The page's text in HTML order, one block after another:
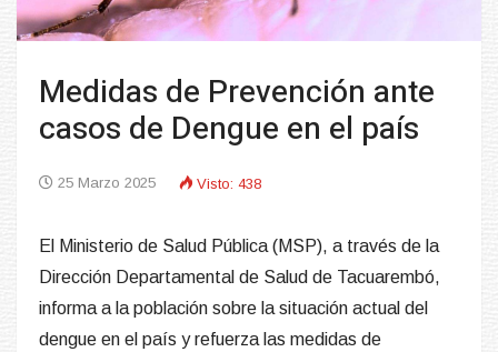
Medidas de Prevención ante
casos de Dengue en el país
25 Marzo 2025 Visto: 438
El Ministerio de Salud Pública (MSP), a través de la
Dirección Departamental de Salud de Tacuarembó,
informa a la población sobre la situación actual del
dengue en el país y refuerza las medidas de